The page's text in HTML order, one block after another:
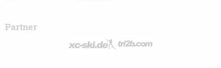
Partner